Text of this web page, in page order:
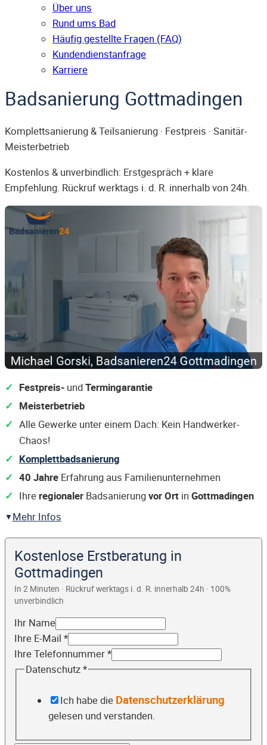
Über uns
Rund ums Bad
Häufig gestellte Fragen (FAQ)
Kunden­dienst­anfrage
Karriere
Badsanierung Gottmadingen
Komplettsanierung & Teilsanierung · Festpreis · Sanitär-
Meisterbetrieb
Kostenlos & unverbindlich: Erstgespräch + klare
Empfehlung. Rückruf werktags i. d. R. innerhalb von 24h.
Festpreis- undTermingarantie
Meisterbetrieb
Alle Gewerke unter einem Dach: Kein Handwerker-
Chaos!
Komplettbadsanierung
40 Jahre Erfahrung aus Familienunternehmen
Ihre regionaler Badsanierungvor Ort in Gottmadingen
Mehr Infos
Kostenlose Erstberatung in
Gottmadingen
In 2 Minuten · Rückruf werktags i. d. R. innerhalb 24h · 100%
unverbindlich
Ihr Name
Ihre E-Mail *
Ihre Telefonnummer*
Datenschutz*
Ich habe die Datenschutzerklärung
gelesen und verstanden.